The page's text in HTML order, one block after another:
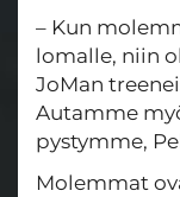
– Kun
lomalle, niin
JoMan
Autamme
pystymme,
Molemmat